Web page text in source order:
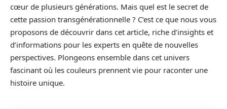
cœur de plusieurs générations. Mais quel est le secret de
cette passion transgénérationnelle ? C’est ce que nous vous
proposons de découvrir dans cet article, riche d’insights et
d’informations pour les experts en quête de nouvelles
perspectives. Plongeons ensemble dans cet univers
fascinant où les couleurs prennent vie pour raconter une
histoire unique.